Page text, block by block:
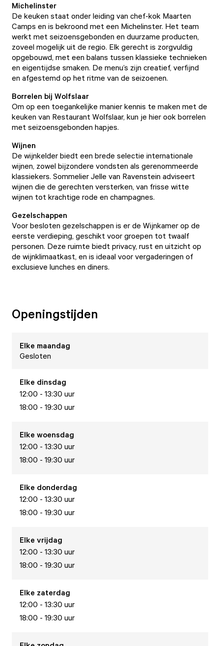
Michelinster
De keuken staat onder leiding van chef-kok Maarten
Camps en is bekroond met een Michelinster. Het team
werkt met seizoensgebonden en duurzame producten,
zoveel mogelijk uit de regio. Elk gerecht is zorgvuldig
opgebouwd, met een balans tussen klassieke technieken
en eigentijdse smaken. De menu’s zijn creatief, verfijnd
en afgestemd op het ritme van de seizoenen.
Borrelen bij Wolfslaar
Om op een toegankelijke manier kennis te maken met de
keuken van Restaurant Wolfslaar, kun je hier ook borrelen
met seizoensgebonden hapjes.
Wijnen
De wijnkelder biedt een brede selectie internationale
wijnen, zowel bijzondere vondsten als gerenommeerde
klassiekers. Sommelier Jelle van Ravenstein adviseert
wijnen die de gerechten versterken, van frisse witte
wijnen tot krachtige rode en champagnes.
Gezelschappen
Voor besloten gezelschappen is er de Wijnkamer op de
eerste verdieping, geschikt voor groepen tot twaalf
personen. Deze ruimte biedt privacy, rust en uitzicht op
de wijnklimaatkast, en is ideaal voor vergaderingen of
exclusieve lunches en diners.
Openingstijden
Elke maandag
Gesloten
Elke dinsdag
12:00 - 13:30 uur
18:00 - 19:30 uur
Elke woensdag
12:00 - 13:30 uur
18:00 - 19:30 uur
Elke donderdag
12:00 - 13:30 uur
18:00 - 19:30 uur
Elke vrijdag
12:00 - 13:30 uur
18:00 - 19:30 uur
Elke zaterdag
12:00 - 13:30 uur
18:00 - 19:30 uur